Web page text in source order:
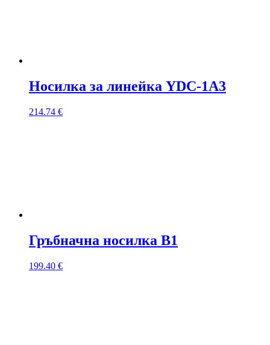
Носилка за линейка YDC-1A3
214.74 €
Гръбначна носилка B1
199.40 €